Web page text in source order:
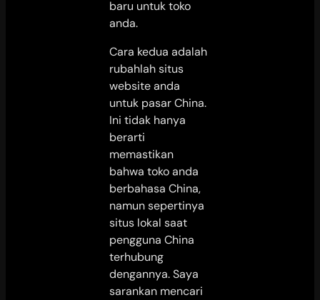
baru untuk toko
anda.
Cara kedua adalah
rubahlah situs
website anda
untuk pasar China.
Ini tidak hanya
berarti
memastikan
bahwa toko anda
berbahasa China,
namun sepertinya
situs lokal saat
pengguna China
terhubung
dengannya. Saya
sarankan mencari